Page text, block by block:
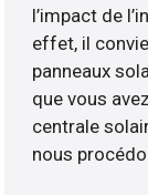
l’impact de
effet, il
panneaux
que vous
centrale
nous